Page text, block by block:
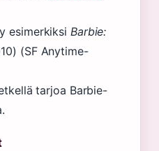
esimerkiksi Barbie:
(SF Anytime-
tarjoa Barbie-